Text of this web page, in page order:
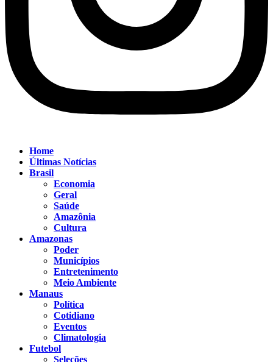
Home
Últimas Notícias
Brasil
Economia
Geral
Saúde
Amazônia
Cultura
Amazonas
Poder
Municípios
Entretenimento
Meio Ambiente
Manaus
Política
Cotidiano
Eventos
Climatologia
Futebol
Seleções